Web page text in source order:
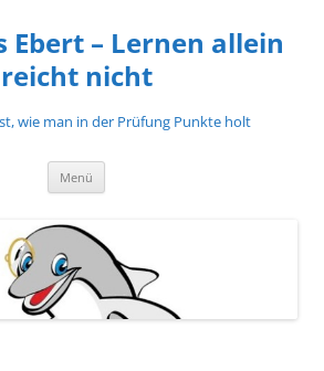
Ebert – Lernen allein
reicht nicht
wie man in der Prüfung Punkte holt
Menü